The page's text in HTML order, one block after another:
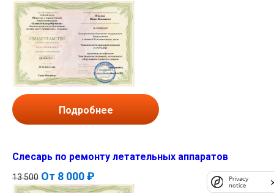
Подробнее
Слесарь по ремонту летательных аппаратов
13 500 От 8 000 ₽
Privacy
notice